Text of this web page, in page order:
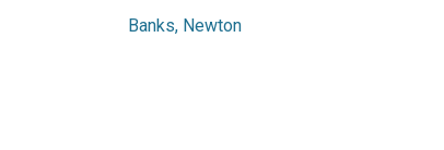
Banks, Newton